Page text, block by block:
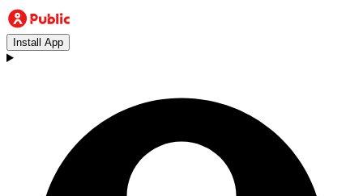
Install App